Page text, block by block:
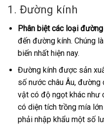
1. Đường kính
Phân biệt các loại đường
đến đường kính. Chúng
biến nhất hiện nay.
Đường kính được sản
số nước châu Âu,
vật có độ ngọt khác như
có diện tích trồng mía
phải nhập khẩu một số